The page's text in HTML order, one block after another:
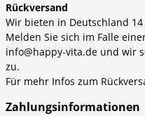
Rückversand
Wir bieten in Deutschland 14
Melden Sie sich im Falle
info@happy-vita.de und wir
zu.
Für mehr Infos zum
Zahlungsinformationen